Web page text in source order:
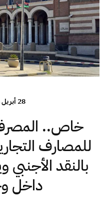
28 أبريل 2026
خاص..
للمصارف
بالنقد
داخل